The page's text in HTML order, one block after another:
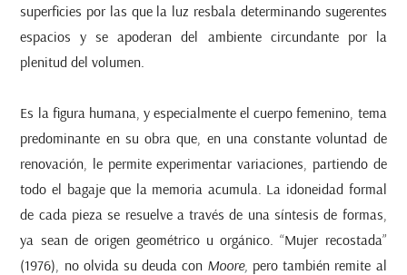
superficies por las que la luz resbala determinando sugerentes
espacios y se apoderan del ambiente circundante por la
plenitud del volumen.
Es la figura humana, y especialmente el cuerpo femenino, tema
predominante en su obra que, en una constante voluntad de
renovación, le permite experimentar variaciones, partiendo de
todo el bagaje que la memoria acumula. La idoneidad formal
de cada pieza se resuelve a través de una síntesis de formas,
ya sean de origen geométrico u orgánico. “Mujer recostada”
(1976), no olvida su deuda con Moore, pero también remite al